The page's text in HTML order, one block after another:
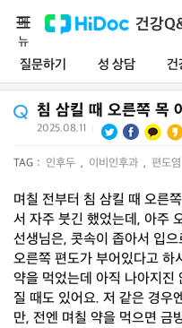
건강
질문하기 성 상담 건
메
뉴
침 삼킬 때 오른쪽 목
2025.08.11
TAG : 인후두 , 이비인후과 , 편도염
며칠 전부터 침 삼킬 때 오른
서 자주 붓긴 했었는데, 아주
선생님은, 콧속이 좁아서 입
오른쪽 편도가 부어있다고 하
약을 먹었는데 아직 나아지진
질 때도 있어요. 저 같은 경우
만, 전엔 며칠 약을 먹으면 금